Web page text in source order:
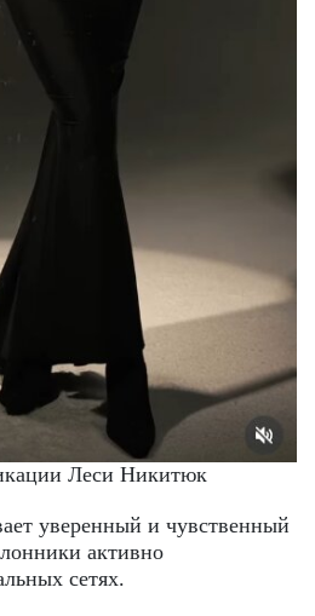
Леси Никитюк
уверенный и чувственный
активно
сетях.